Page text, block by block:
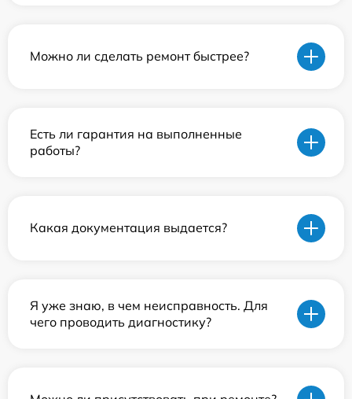
Можно ли сделать ремонт быстрее?
Есть ли гарантия на выполненные
работы?
Какая документация выдается?
Я уже знаю, в чем неисправность. Для
чего проводить диагностику?